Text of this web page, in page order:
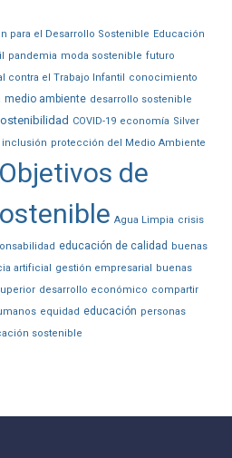
para el Desarrollo Sostenible Educación
pandemia moda sostenible futuro
contra el Trabajo Infantil conocimiento
medio ambiente desarrollo sostenible
COVID-19 economía Silver
inclusión protección del Medio Ambiente
Objetivos de
Agua Limpia crisis
educación de calidad buenas
artificial gestión empresarial buenas
desarrollo económico compartir
equidad educación personas
sostenible